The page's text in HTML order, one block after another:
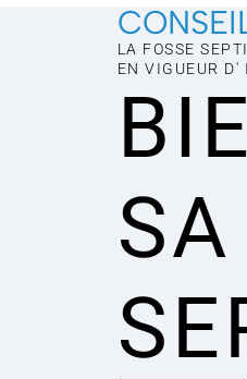
LA FOSSE
EN VIGUEUR D'